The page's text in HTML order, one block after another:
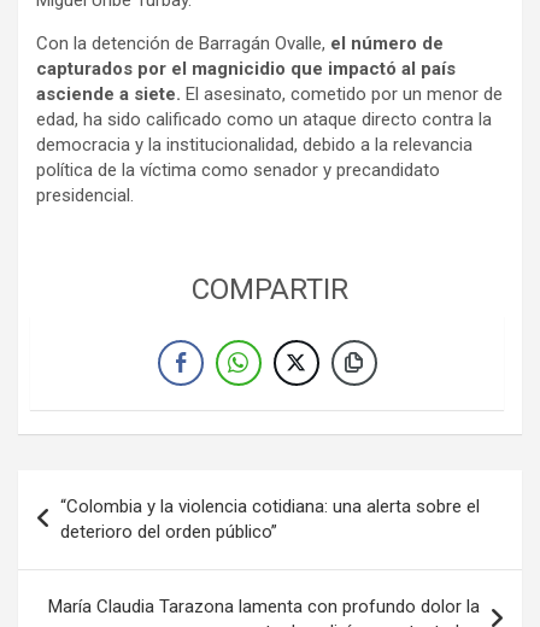
Con la detención de Barragán Ovalle, el número de
capturados por el magnicidio que impactó al país
asciende a siete. El asesinato, cometido por un menor de
edad, ha sido calificado como un ataque directo contra la
democracia y la institucionalidad, debido a la relevancia
política de la víctima como senador y precandidato
presidencial.
COMPARTIR
de
entradas
“Colombia y la violencia cotidiana: una alerta sobre el
deterioro del orden público”
María Claudia Tarazona lamenta con profundo dolor la